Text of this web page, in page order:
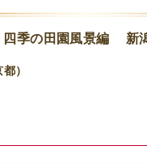
季の田園風景編 新
）